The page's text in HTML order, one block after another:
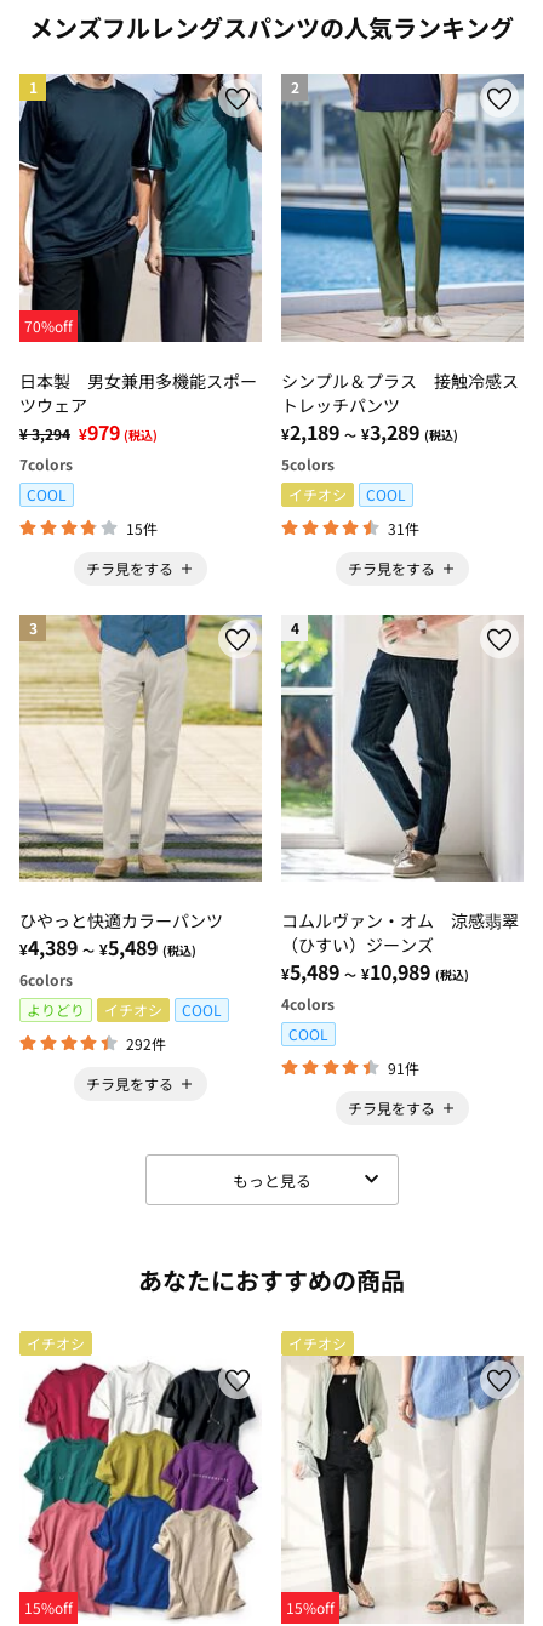
メンズフルレングスパンツの人気ランキング
1
70%off
日本製 男女兼用多機能スポー
ツウェア
¥ 3,294 ¥979 (税込)
7colors
COOL
15件
チラ見をする
2
シンプル＆プラス 接触冷感ス
トレッチパンツ
¥2,189 ～ ¥3,289 (税込)
5colors
イチオシ
COOL
31件
チラ見をする
3
ひやっと快適カラーパンツ
¥4,389 ～ ¥5,489 (税込)
6colors
よりどり
イチオシ
COOL
292件
チラ見をする
4
コムルヴァン・オム 涼感翡翠
（ひすい）ジーンズ
¥5,489 ～ ¥10,989 (税込)
4colors
COOL
91件
チラ見をする
もっと見る
あなたにおすすめの商品
イチオシ
15%off
イチオシ
15%off